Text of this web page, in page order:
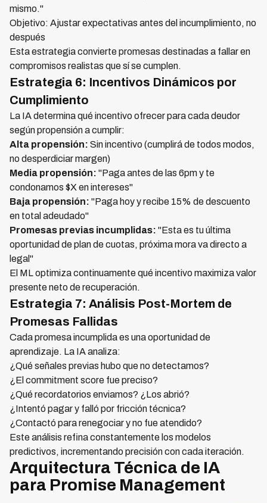
mismo."
Objetivo: Ajustar expectativas antes del incumplimiento, no
después
Esta estrategia convierte promesas destinadas a fallar en
compromisos realistas que sí se cumplen.
Estrategia 6: Incentivos Dinámicos por
Cumplimiento
La IA determina qué incentivo ofrecer para cada deudor
según propensión a cumplir:
Alta propensión: Sin incentivo (cumplirá de todos modos,
no desperdiciar margen)
Media propensión: "Paga antes de las 6pm y te
condonamos $X en intereses"
Baja propensión: "Paga hoy y recibe 15% de descuento
en total adeudado"
Promesas previas incumplidas: "Esta es tu última
oportunidad de plan de cuotas, próxima mora va directo a
legal"
El ML optimiza continuamente qué incentivo maximiza valor
presente neto de recuperación.
Estrategia 7: Análisis Post-Mortem de
Promesas Fallidas
Cada promesa incumplida es una oportunidad de
aprendizaje. La IA analiza:
¿Qué señales previas hubo que no detectamos?
¿El commitment score fue preciso?
¿Qué recordatorios enviamos? ¿Los abrió?
¿Intentó pagar y falló por fricción técnica?
¿Contactó para renegociar y no fue atendido?
Este análisis refina constantemente los modelos
predictivos, incrementando precisión con cada iteración.
Arquitectura Técnica de IA
para Promise Management